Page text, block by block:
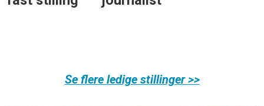
Se flere ledige stillinger >>